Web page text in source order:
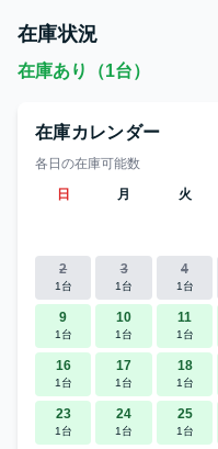
在庫状況
在庫あり（1台）
在庫カレンダー
各日の在庫可能数
日
月 火
2
1台
3
1台
4
1台
9
1台
10
1台
11
1台
16
1台
17
1台
18
1台
23
1台
24
1台
25
1台